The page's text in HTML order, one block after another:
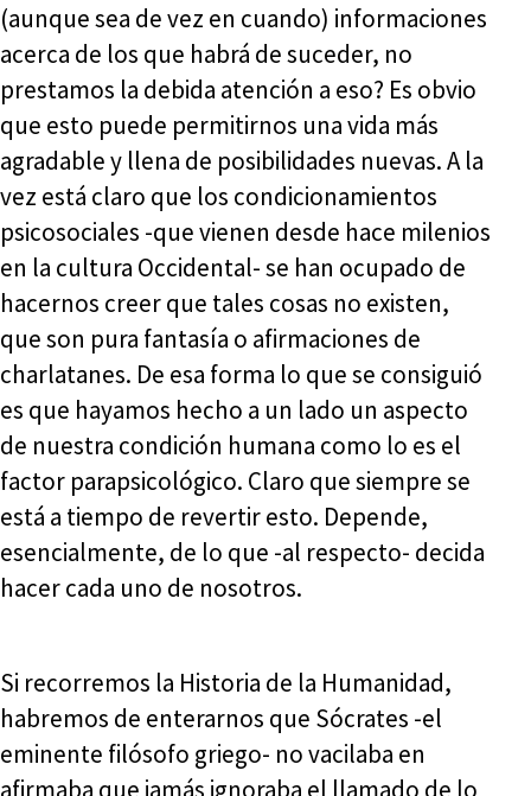
(aunque sea de vez en cuando) informaciones
acerca de los que habrá de suceder, no
prestamos la debida atención a eso? Es obvio
que esto puede permitirnos una vida más
agradable y llena de posibilidades nuevas. A la
vez está claro que los condicionamientos
psicosociales -que vienen desde hace milenios
en la cultura Occidental- se han ocupado de
hacernos creer que tales cosas no existen,
que son pura fantasía o afirmaciones de
charlatanes. De esa forma lo que se consiguió
es que hayamos hecho a un lado un aspecto
de nuestra condición humana como lo es el
factor parapsicológico. Claro que siempre se
está a tiempo de revertir esto. Depende,
esencialmente, de lo que -al respecto- decida
hacer cada uno de nosotros.
Si recorremos la Historia de la Humanidad,
habremos de enterarnos que Sócrates -el
eminente filósofo griego- no vacilaba en
afirmaba que jamás ignoraba el llamado de lo